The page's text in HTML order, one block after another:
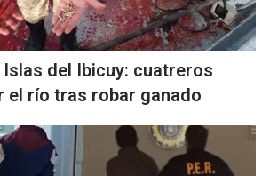
del Ibicuy: cuatreros
el río tras robar ganado